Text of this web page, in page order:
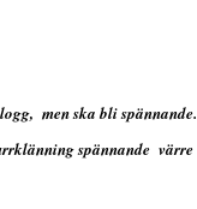
men ska bli spännande.
spännande värre